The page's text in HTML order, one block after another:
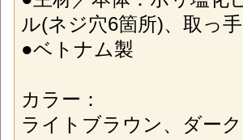
ル(ネジ穴6箇所)、取っ
●ベトナム製
カラー：
ライトブラウン、ダー